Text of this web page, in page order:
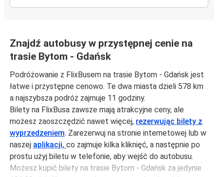
Znajdź autobusy w przystępnej cenie na
trasie Bytom - Gdańsk
Podróżowanie z FlixBusem na trasie Bytom - Gdańsk jest
łatwe i przystępne cenowo. Te dwa miasta dzieli 578 km
a najszybsza podróż zajmuje 11 godziny.
Bilety na FlixBusa zawsze mają atrakcyjne ceny, ale
możesz zaoszczędzić nawet więcej, rezerwując bilety z
wyprzedzeniem. Zarezerwuj na stronie internetowej lub w
naszej aplikacji, co zajmuje kilka kliknięć, a następnie po
prostu użyj biletu w telefonie, aby wejść do autobusu.
Możesz kupić bilety na trasie Bytom - Gdańsk za jedynie